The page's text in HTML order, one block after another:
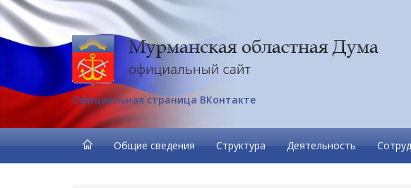
Официальная страница ВКонтакте
Общие сведения Структура Деятельность